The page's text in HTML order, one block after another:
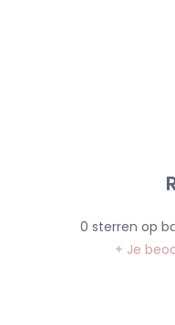
0 sterren op
+ Je